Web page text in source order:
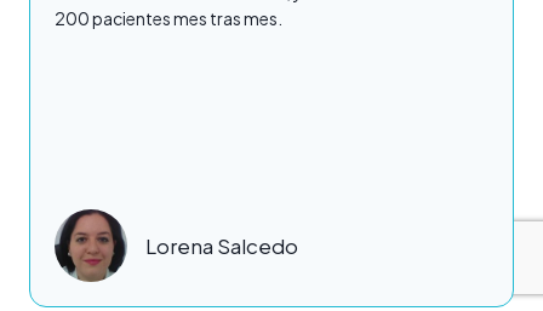
200 pacientes mes tras mes.
Lorena Salcedo